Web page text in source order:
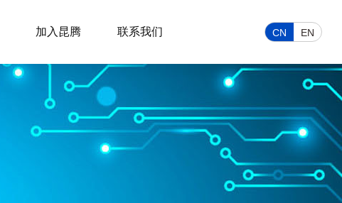
加入昆腾 联系我们 CN EN